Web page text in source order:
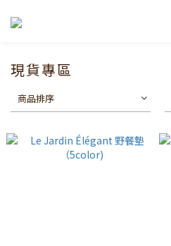
現貨專區
商品排序